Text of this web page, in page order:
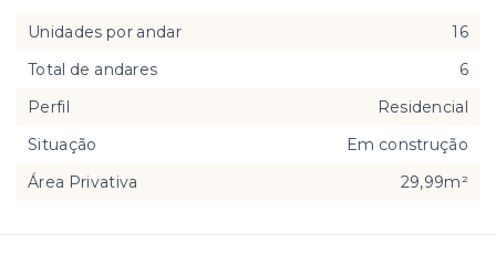
Unidades por andar
16
Total de andares
6
Perfil
Residencial
Situação
Em construção
Área Privativa
29,99m²